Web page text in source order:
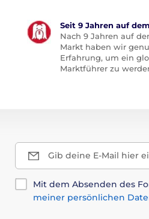
Seit 9 Jahren auf
Nach 9 Jahren auf
Markt haben wir
Erfahrung, um ein
Marktführer zu
Gib deine E-Mail hier
Mit dem Absenden des
meiner persönlichen